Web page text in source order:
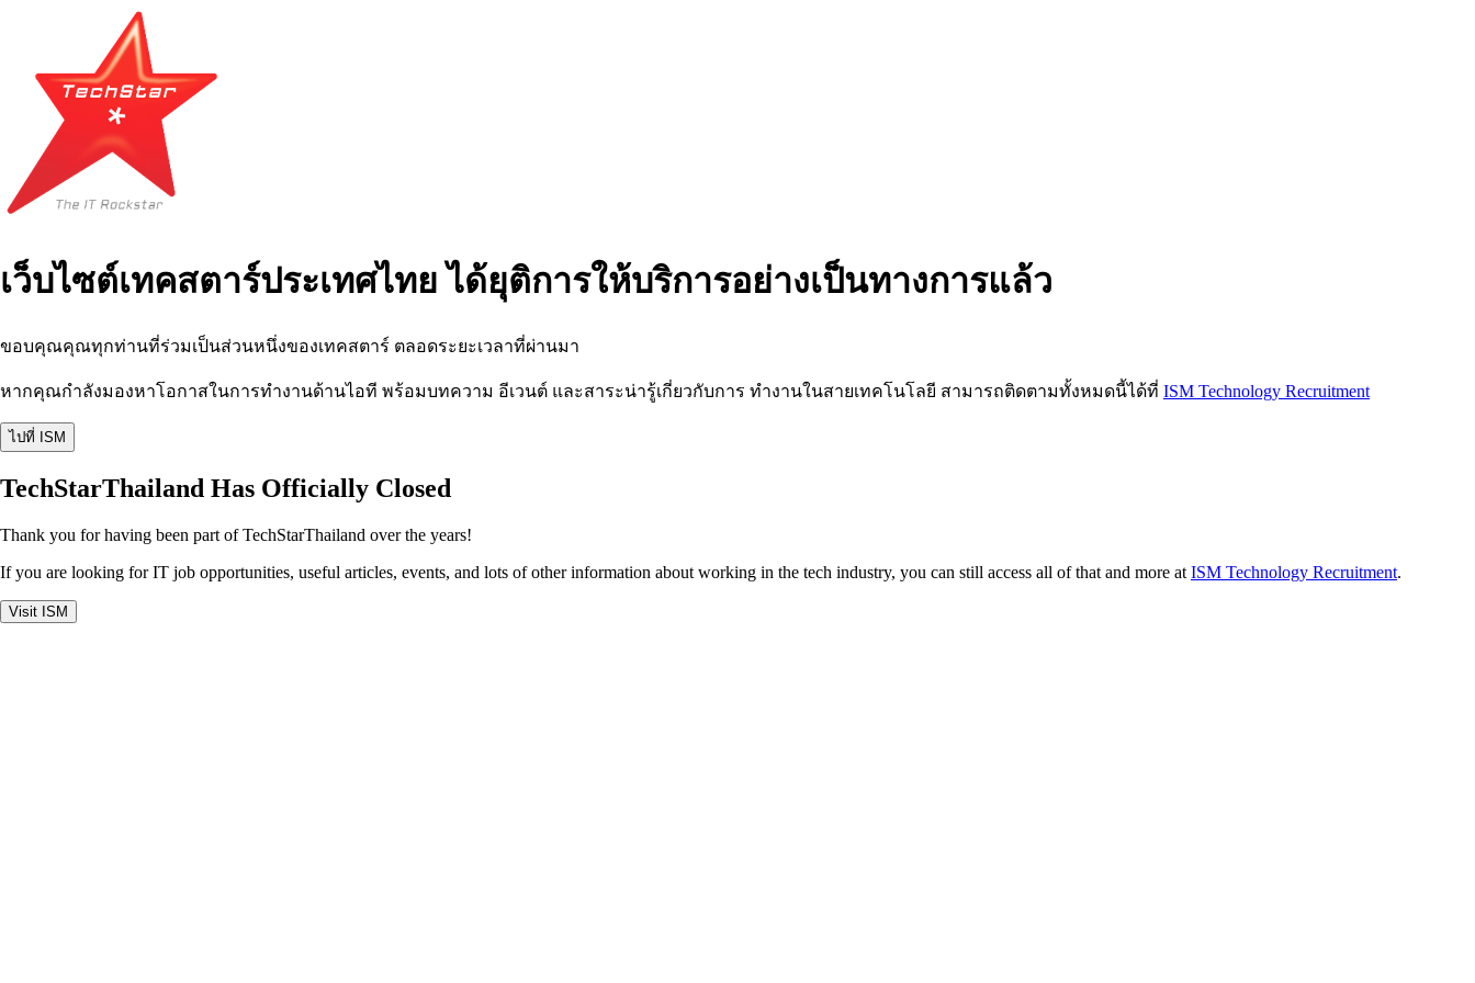
เว็บไซต์เทคสตาร์ประเทศไทย ได้ยุติการให้บริการอย่างเป็นทางการแล้ว
ขอบคุณคุณทุกท่านที่ร่วมเป็นส่วนหนึ่งของเทคสตาร์ ตลอดระยะเวลาที่ผ่านมา
หากคุณกำลังมองหาโอกาสในการทำงานด้านไอที พร้อมบทความ อีเวนต์ และสาระน่ารู้เกี่ยวกับการ ทำงานในสายเทคโนโลยี สามารถติดตามทั้งหมดนี้ได้ที่ ISM Technology Recruitment
ไปที่ ISM
TechStarThailand Has Officially Closed
Thank you for having been part of TechStarThailand over the years!
If you are looking for IT job opportunities, useful articles, events, and lots of other information about working in the tech industry, you can still access all of that and more at ISM Technology Recruitment.
Visit ISM